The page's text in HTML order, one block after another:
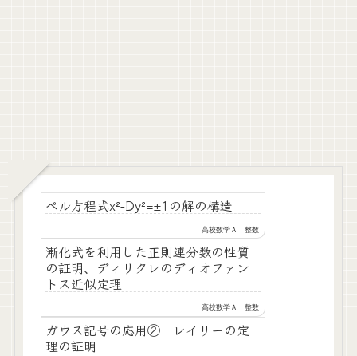
ペル方程式x²-Dy²=±1の解の構造
高校数学Ａ 整数
漸化式を利用した正則連分数の性質
の証明、ディリクレのディオファン
トス近似定理
高校数学Ａ 整数
ガウス記号の応用② レイリーの定
理の証明